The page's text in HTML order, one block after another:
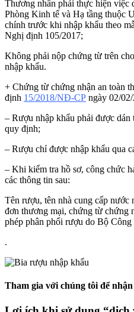
Thương nhân phải thực hiện việc
Phòng Kinh tế và Hạ tầng thuộc
chính trước khi nhập khẩu theo
Nghị định 105/2017;
Không phải nộp chứng từ trên
nhập khẩu.
+ Chứng từ chứng nhận an toàn
định 15/2018/NĐ-CP ngày 02/
– Rượu nhập khẩu phải được dán
quy định;
– Rượu chỉ được nhập khẩu qua
– Khi kiểm tra hồ sơ, công chức
các thông tin sau:
Tên rượu, tên nhà cung cấp nước
đơn thương mại, chứng từ chứng
phép phân phối rượu do Bộ Công
.
Tham gia với chúng tôi để